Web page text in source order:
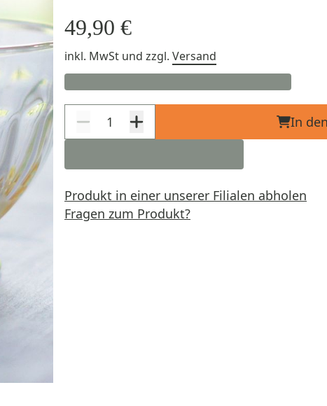
49,90 €
inkl. MwSt und zzgl. Versand
In
Produkt in einer unserer Filialen abholen
Fragen zum Produkt?